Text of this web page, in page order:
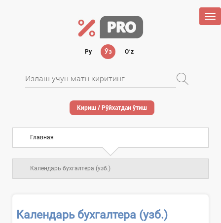
Ру Ўз Oʻz
Кириш / Рўйхатдан ўтиш
Главная
Календарь бухгалтера (узб.)
Календарь бухгалтера (узб.)